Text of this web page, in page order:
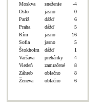
Moskva
sneženie
-4
Oslo
jasno
0
Paríž
dážď
6
Praha
dážď
5
Rím
jasno
16
Sofia
jasno
5
Štokholm
dážď
1
Varšava
prehánky
4
Viedeň
zamračené
8
Záhreb
oblačno
8
Ženeva
oblačno 6